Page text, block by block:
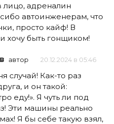
лицо, адреналин
автоинженерам, что
просто кайф! В
хочу быть гонщиком!
автор 20.12.2024 в 05:46
случай! Как-то раз
и он такой:
еду!». Я чуть ли под
Эти машины реально
Я бы себе такую взял,